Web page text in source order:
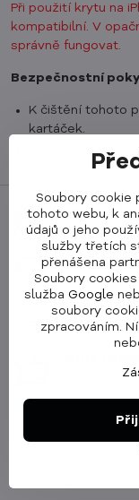
Při použití krytu na
kompatibilní. V
správně fungovat.
Bezpečnostní
K čištění tohoto
kartáček.
Nejlépe
98%
90 dní na
nebo
Druhý den
Doprava
100%
Soubory cookie
tohoto webu, k
údajů o jeho
služby třetích
přenášena
Soubory
služba Google
soubory
zpracováním.